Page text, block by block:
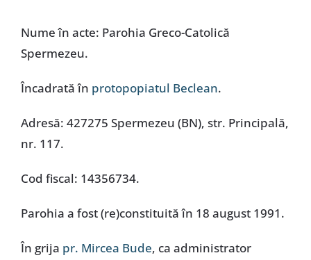
Nume în acte: Parohia Greco-Catolică
Spermezeu.
Încadrată în protopopiatul Beclean.
Adresă: 427275 Spermezeu (BN), str. Principală,
nr. 117.
Cod fiscal: 14356734.
Parohia a fost (re)constituită în 18 august 1991.
În grija pr. Mircea Bude, ca administrator